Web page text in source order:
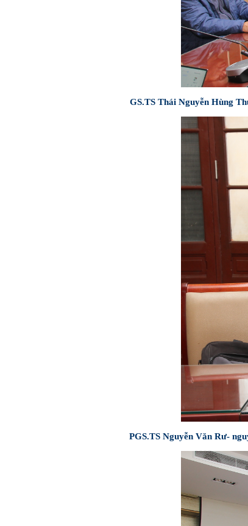
GS.TS Thái Nguyễn Hùng
PGS.TS Nguyễn Văn Rư-